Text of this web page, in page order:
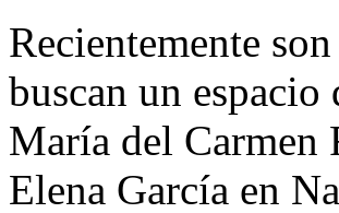
Recientemente
buscan un espacio
María del Carmen
Elena García en